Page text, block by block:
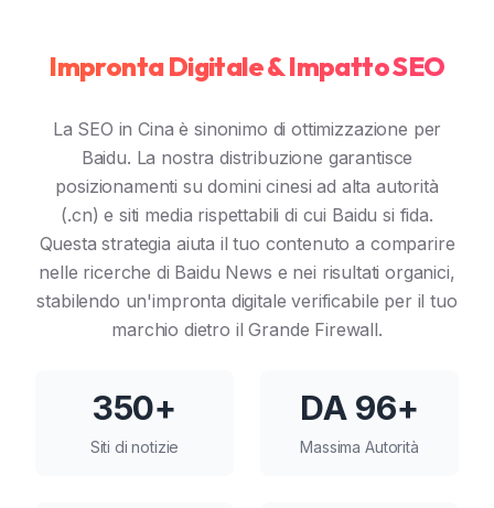
Impronta Digitale & Impatto SEO
La SEO in Cina è sinonimo di ottimizzazione per
Baidu. La nostra distribuzione garantisce
posizionamenti su domini cinesi ad alta autorità
(.cn) e siti media rispettabili di cui Baidu si fida.
Questa strategia aiuta il tuo contenuto a comparire
nelle ricerche di Baidu News e nei risultati organici,
stabilendo un'impronta digitale verificabile per il tuo
marchio dietro il Grande Firewall.
350+
Siti di notizie
DA 96+
Massima Autorità